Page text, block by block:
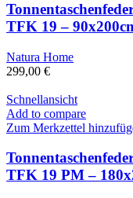
TFK 19 –
Natura Home
299,00 €
Schnellansicht
Add to compare
Zum Merkzettel
TFK 19 PM –